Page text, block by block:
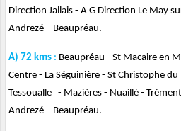
Direction Jallais - A G Direction Le May
Andrezé – Beaupréau.
A) 72 kms : Beaupréau - St Macaire en
Centre - La Séguinière - St Christophe
Tessoualle - Mazières - Nuaillé -
Andrezé – Beaupréau.